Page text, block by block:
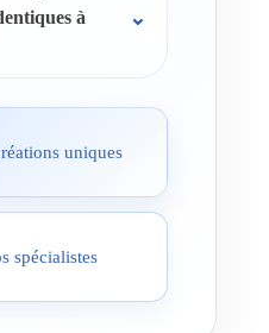
à
uniques
spécialistes